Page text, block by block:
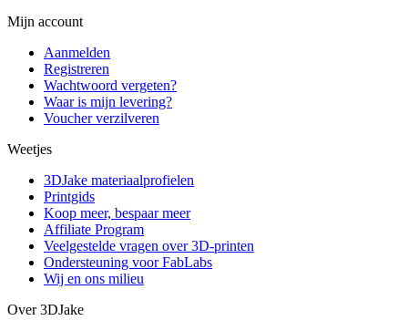
Mijn account
Aanmelden
Registreren
Wachtwoord vergeten?
Waar is mijn levering?
Voucher verzilveren
Weetjes
3DJake materiaalprofielen
Printgids
Koop meer, bespaar meer
Affiliate Program
Veelgestelde vragen over 3D-printen
Ondersteuning voor FabLabs
Wij en ons milieu
Over 3DJake